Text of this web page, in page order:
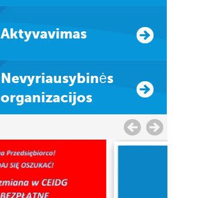
Aktyvavimas
Nevyriausybinės
organizacijos